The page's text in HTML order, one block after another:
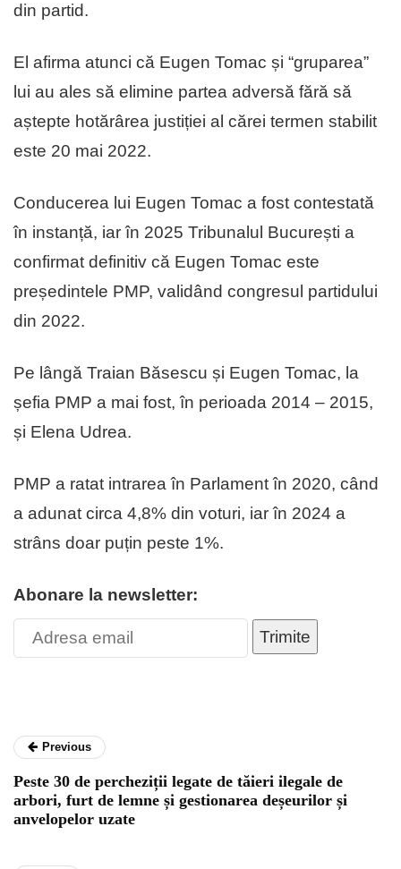
din partid.
El afirma atunci că Eugen Tomac și “gruparea”
lui au ales să elimine partea adversă fără să
aștepte hotărârea justiției al cărei termen stabilit
este 20 mai 2022.
Conducerea lui Eugen Tomac a fost contestată
în instanță, iar în 2025 Tribunalul București a
confirmat definitiv că Eugen Tomac este
președintele PMP, validând congresul partidului
din 2022.
Pe lângă Traian Băsescu și Eugen Tomac, la
șefia PMP a mai fost, în perioada 2014 – 2015,
și Elena Udrea.
PMP a ratat intrarea în Parlament în 2020, când
a adunat circa 4,8% din voturi, iar în 2024 a
strâns doar puțin peste 1%.
Abonare la newsletter:
Trimite
Previous
Peste 30 de percheziții legate de tăieri ilegale de
arbori, furt de lemne și gestionarea deșeurilor și
anvelopelor uzate